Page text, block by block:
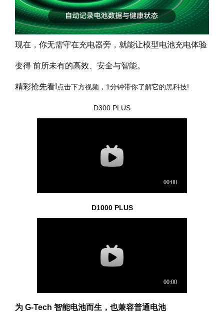
现在，你无需守在充电器旁，就能让模型电池充电体验
变得 前所未有的高效、安全与智能。
精彩抢先看!点击下方视频，1分钟带你了解它的黑科技!
D300 PLUS
D1000 PLUS
为 G-Tech 智能电池而生，也兼容普通电池